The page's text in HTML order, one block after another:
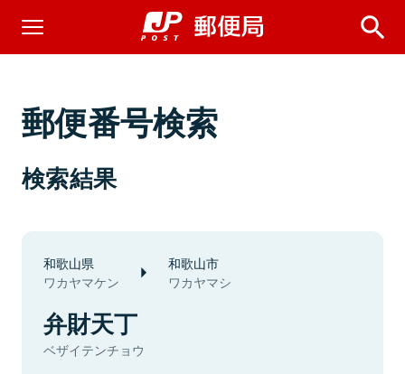
郵便番号検索
検索結果
和歌山県
ワカヤマケン
和歌山市
ワカヤマシ
弁財天丁
ベザイテンチョウ